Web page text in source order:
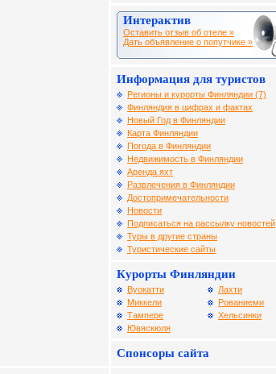
Интерактив
Оставить отзыв об отеле »
Дать объявление о попутчике »
Информация для туристов
Регионы и курорты Финляндии (7)
Финляндия в цифрах и фактах
Новый Год в Финляндии
Карта Финляндии
Погода в Финляндии
Недвижимость в Финляндии
Аренда яхт
Развлечения в Финляндии
Достопримечательности
Новости
Подписаться на рассылку новостей
Туры в другие страны
Туристические сайты
Курорты Финляндии
Вуокатти
Миккели
Тампере
Ювяскюля
Лахти
Рованиеми
Хельсинки
Спонсоры сайта